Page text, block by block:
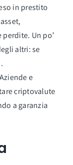
in prestito
Un po’
altri: se
Aziende e
criptovalute
a garanzia